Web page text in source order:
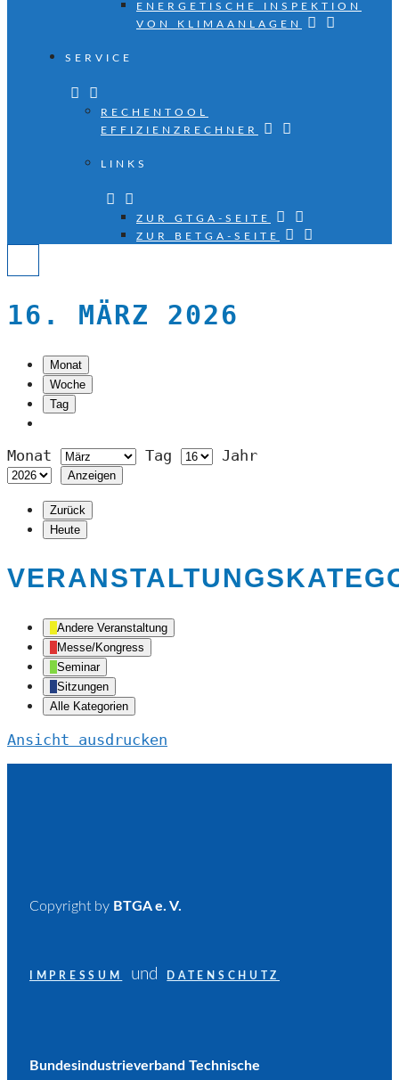
ENERGETISCHE INSPEKTION
VON KLIMAANLAGEN
SERVICE
RECHENTOOL
EFFIZIENZRECHNER
LINKS
ZUR GTGA-SEITE
ZUR BETGA-SEITE
16. MÄRZ 2026
Monat
Woche
Tag
Monat Tag Jahr
Zurück
Heute
Andere Veranstaltung
Messe/Kongress
Seminar
Sitzungen
Alle Kategorien
Ansicht ausdrucken
Copyright by BTGA e. V.
IMPRESSUM und DATENSCHUTZ
Bundesindustrieverband Technische